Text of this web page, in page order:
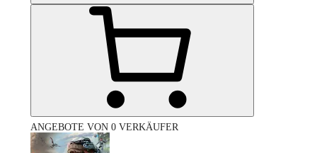
ANGEBOTE VON 0 VERKÄUFER